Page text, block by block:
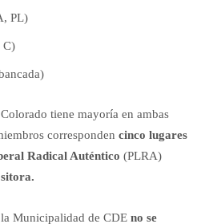
PL)
C)
tiene mayoría en ambas
correspondencinco lugares
Radical Auténtico (PLRA)
Municipalidad de CDEno se